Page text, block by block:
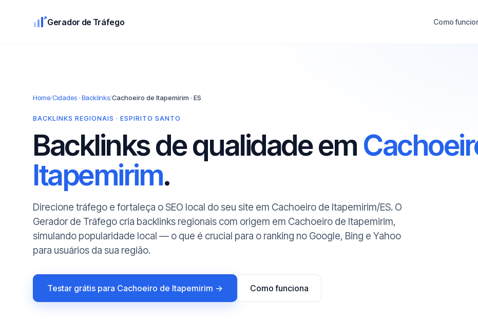
Gerador de Tráfego Como
Home/Cidades · Backlinks/Cachoeiro de Itapemirim · ES
BACKLINKS REGIONAIS · ESPIRITO SANTO
Backlinks de qualidade em
Itapemirim.
Direcione tráfego e fortaleça o SEO local do seu site em Cachoeiro de Itapemirim/ES. O
Gerador de Tráfego cria backlinks regionais com origem em Cachoeiro de Itapemirim,
simulando popularidade local — o que é crucial para o ranking no Google, Bing e Yahoo
para usuários da sua região.
Testar grátis para Cachoeiro de Itapemirim → Como funciona